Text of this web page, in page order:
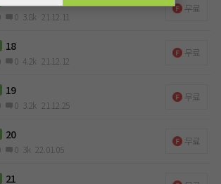
0 3.8k 21.12.11
무료
18
0 4.2k 21.12.12
무료
19
0 3.2k 21.12.25
무료
20
0 3k 22.01.05
무료
21